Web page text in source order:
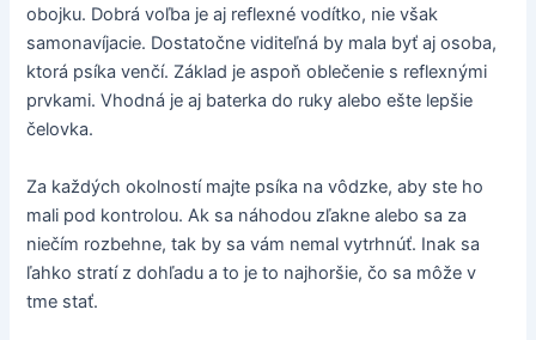
obojku. Dobrá voľba je aj reflexné vodítko, nie však
samonavíjacie. Dostatočne viditeľná by mala byť aj osoba,
ktorá psíka venčí. Základ je aspoň oblečenie s reflexnými
prvkami. Vhodná je aj baterka do ruky alebo ešte lepšie
čelovka.
Za každých okolností majte psíka na vôdzke, aby ste ho
mali pod kontrolou. Ak sa náhodou zľakne alebo sa za
niečím rozbehne, tak by sa vám nemal vytrhnúť. Inak sa
ľahko stratí z dohľadu a to je to najhoršie, čo sa môže v
tme stať.